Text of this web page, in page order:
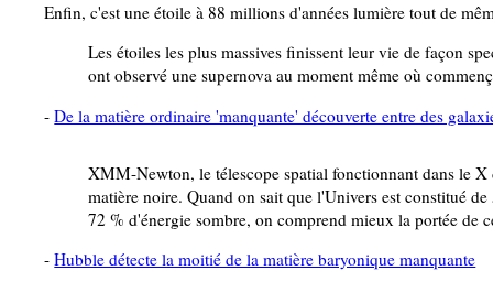
Enfin, c'est une étoile à 88 millions d'années lumière tout de
Les étoiles les plus massives finissent leur vie de façon
ont observé une supernova au moment même où
-De la matière ordinaire 'manquante' découverte entre des
XMM-Newton, le télescope spatial fonctionnant dans le
matière noire. Quand on sait que l'Univers est constitué
72 % d'énergie sombre, on comprend mieux la portée de
-Hubble détecte la moitié de la matière baryonique manquante